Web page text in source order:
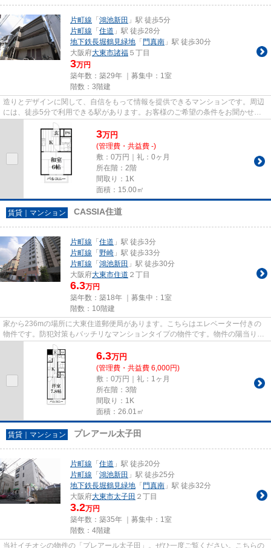
片町線 「 鴻池新田 」駅 徒歩5分
片町線 「 住道 」駅 徒歩28分
地下鉄長堀鶴見緑地 「 門真南 」駅 徒歩30分
大阪府大東市諸福 ５丁目
3万円
築年数：築29年 ｜募集中： 1室
階数：3階建
造りとデザインに関して、自信をもって情報を提供できるマンションです。周辺
には、徒歩5分で利用できる駅があります。お客様のご希望の条件をお聞かせ下
さい。当社からお客様のお求め...
3万円
(管理費・共益費 -)
敷：0万円｜礼：0ヶ月
所在階：2階
間取り：1K
面積：15.00㎡
賃貸｜マンション CASSIA住道
片町線 「 住道 」駅 徒歩3分
片町線 「 野崎 」駅 徒歩33分
片町線 「 鴻池新田 」駅 徒歩30分
大阪府大東市住道 ２丁目
6.3万円
築年数：築18年 ｜募集中： 1室
階数：10階建
家から236mの場所に大東住道郵便局があります。こちらはエレベーター付きの
物件です。防犯対策もバッチリなマンションタイプの物件です。物件の陽当りも
良く、昼間には照明要らずで経...
6.3万円
(管理費・共益費 6,000円)
敷：0万円｜礼：1ヶ月
所在階：3階
間取り：1K
面積：26.01㎡
賃貸｜マンション プレアール太子田
片町線 「 住道 」駅 徒歩20分
片町線 「 鴻池新田 」駅 徒歩25分
地下鉄長堀鶴見緑地 「 門真南 」駅 徒歩32分
大阪府大東市太子田 ２丁目
3.2万円
築年数：築35年 ｜募集中： 1室
階数：4階建
当社イチオシの物件の「プレアール太子田」。ぜひ一度ご覧ください。こちらの